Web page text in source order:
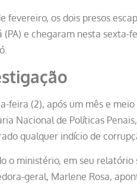
fevereiro, os dois presos
(PA) e chegaram nesta sexta-
feira (2), após um mês e
Nacional de Políticas
qualquer indício de
o ministério, em seu
geral, Marlene Rosa,